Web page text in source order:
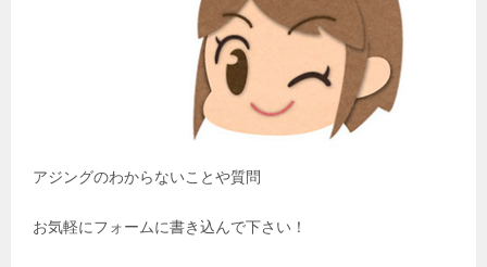
アジングのわからないことや質問
お気軽にフォームに書き込んで下さい！